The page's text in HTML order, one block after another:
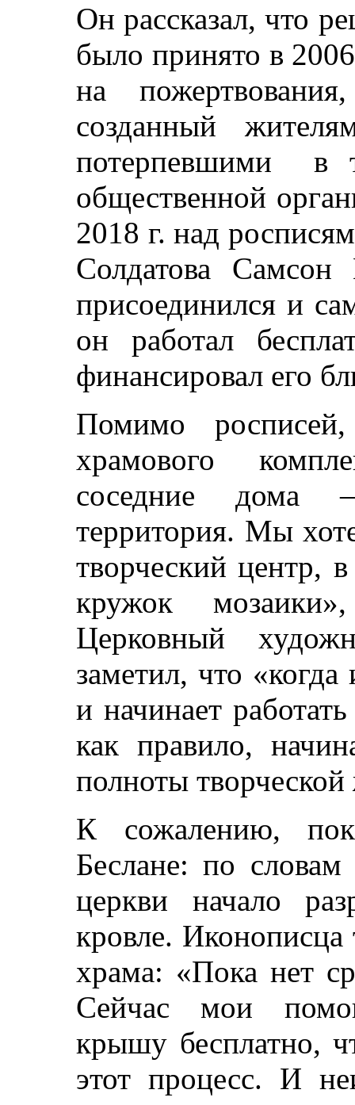
Он рассказал, что
было принято в
на
созданный
потерпевшими в
общественной
2018 г. над
Солдатова
присоединился и
он работал
финансировал его
Помимо
храмового
соседние дома –
территория. Мы
творческий центр,
кружок
Церковный
заметил, что
и начинает
как правило,
полноты
К сожалению,
Беслане: по
церкви начало
кровле. Иконописца
храма: «Пока нет
Сейчас мои
крышу бесплатно,
этот процесс. И